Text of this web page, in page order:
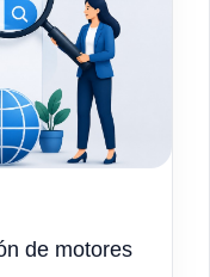
de motores